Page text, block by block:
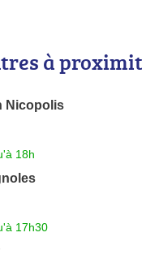
à
Nicopolis
18h
17h30